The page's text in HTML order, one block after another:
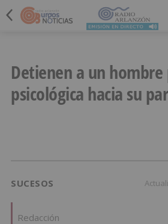
Detienen a un
psicológica hacia su
SUCESOS
Redacción